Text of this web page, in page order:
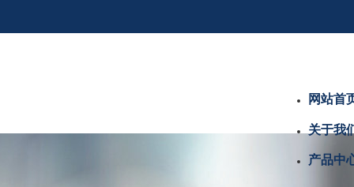
网站首
关于我
产品中